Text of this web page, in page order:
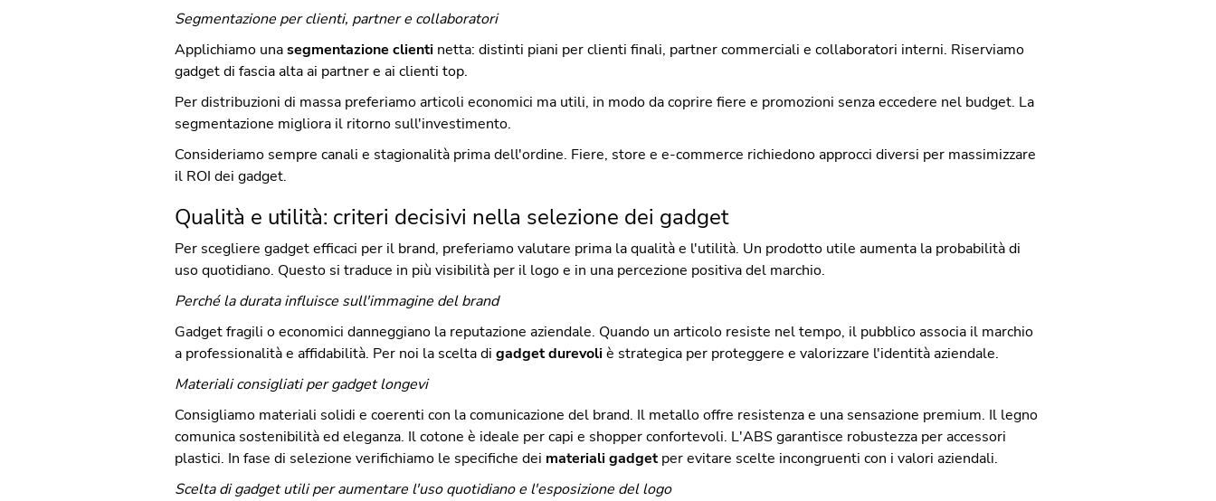
Segmentazione per clienti, partner e collaboratori
Applichiamo una segmentazione clienti netta: distinti piani per clienti finali, partner commerciali e collaboratori interni. Riserviamo
gadget di fascia alta ai partner e ai clienti top.
Per distribuzioni di massa preferiamo articoli economici ma utili, in modo da coprire fiere e promozioni senza eccedere nel budget. La
segmentazione migliora il ritorno sull'investimento.
Consideriamo sempre canali e stagionalità prima dell'ordine. Fiere, store e e‑commerce richiedono approcci diversi per massimizzare
il ROI dei gadget.
Qualità e utilità: criteri decisivi nella selezione dei gadget
Per scegliere gadget efficaci per il brand, preferiamo valutare prima la qualità e l'utilità. Un prodotto utile aumenta la probabilità di
uso quotidiano. Questo si traduce in più visibilità per il logo e in una percezione positiva del marchio.
Perché la durata influisce sull'immagine del brand
Gadget fragili o economici danneggiano la reputazione aziendale. Quando un articolo resiste nel tempo, il pubblico associa il marchio
a professionalità e affidabilità. Per noi la scelta di gadget durevoli è strategica per proteggere e valorizzare l'identità aziendale.
Materiali consigliati per gadget longevi
Consigliamo materiali solidi e coerenti con la comunicazione del brand. Il metallo offre resistenza e una sensazione premium. Il legno
comunica sostenibilità ed eleganza. Il cotone è ideale per capi e shopper confortevoli. L'ABS garantisce robustezza per accessori
plastici. In fase di selezione verifichiamo le specifiche dei materiali gadget per evitare scelte incongruenti con i valori aziendali.
Scelta di gadget utili per aumentare l'uso quotidiano e l'esposizione del logo